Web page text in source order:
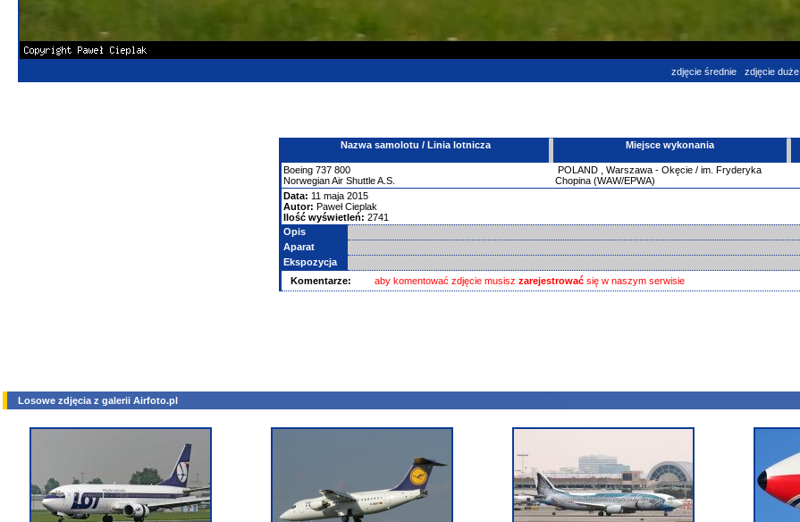
zdjęcie średnie zdjęcie duże
Nazwa samolotu / Linia lotnicza Miejsce wykonania
Boeing 737 800
Norwegian Air Shuttle A.S.
POLAND
Warszawa - Okęcie / im. Fryderyka
Chopina (WAW/EPWA)
Data: 11 maja 2015
Autor: Paweł Cieplak
Ilość wyświetleń: 2741
Opis
Aparat
Ekspozycja
Komentarze:
aby komentować zdjęcie musisz zarejestrować się w naszym serwisie
Losowe zdjęcia z galerii Airfoto.pl